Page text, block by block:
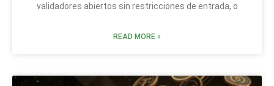
validadores abiertos sin restricciones de entrada, o
READ MORE »